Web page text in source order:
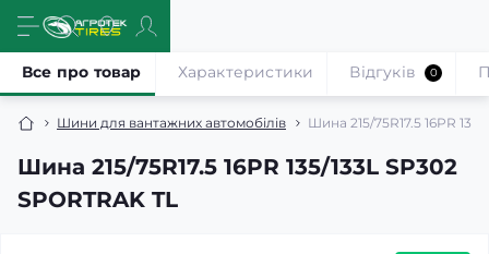
Шини для вантажних автомобілів Шина 215/75R17.5 16PR
Шина 215/75R17.5 16PR 135/133L SP302
SPORTRAK TL
Все про товар Характеристики Відгуків 0